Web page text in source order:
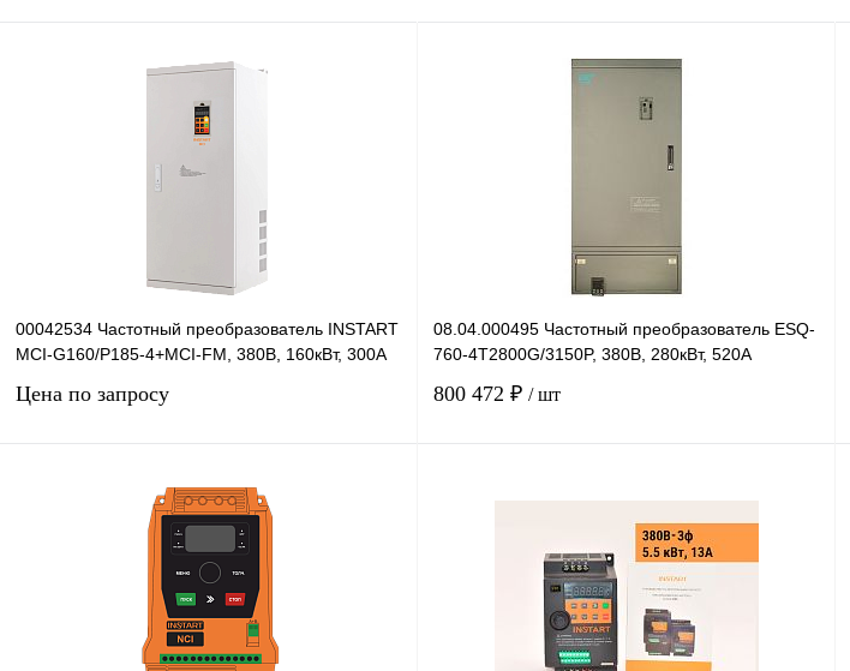
00042534 Частотный преобразователь INSTART
MCI-G160/P185-4+MCI-FM, 380В, 160кВт, 300А
Цена по запросу
Запросить цену
Под заказ
08.04.000495 Частотный преобразователь ESQ-
760-4T2800G/3150P, 380В, 280кВт, 520А
800 472 ₽ / шт
Купить в 1 клик Сравнение
Под заказ